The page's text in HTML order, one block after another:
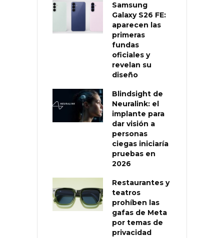
Samsung
Galaxy S26 FE:
aparecen las
primeras
fundas
oficiales y
revelan su
diseño
Blindsight de
Neuralink: el
implante para
dar visión a
personas
ciegas iniciaría
pruebas en
2026
Restaurantes y
teatros
prohíben las
gafas de Meta
por temas de
privacidad